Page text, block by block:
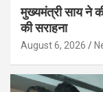
मुख्यमंत्री साय ने
की सराहना
August 6, 2026